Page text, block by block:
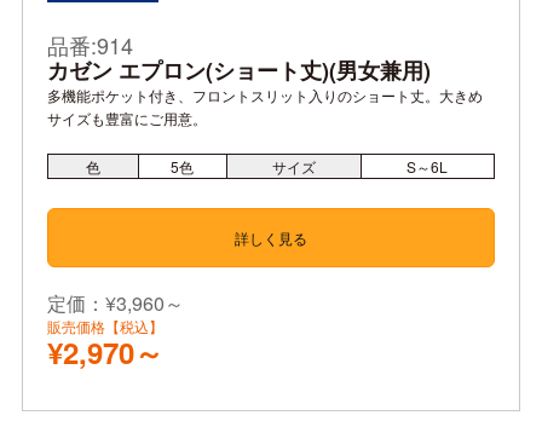
品番:914
カゼン エプロン(ショート丈)(男女兼用)
多機能ポケット付き、フロントスリット入りのショート丈。大きめ
サイズも豊富にご用意。
色 5色 サイズ S～6L
詳しく見る
定価：¥3,960～
販売価格【税込】
¥2,970～